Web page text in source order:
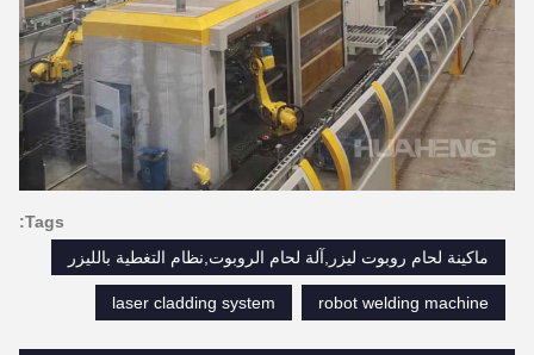
Tags:
ماكينة لحام روبوت ليزر,آلة لحام الروبوت,نظام التغطية بالليزر
robot welding machine
laser cladding system